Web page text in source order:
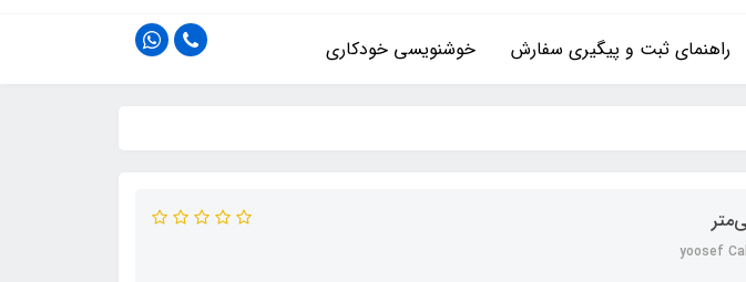
راهنمای ثبت و پیگیری سفارش خوشنویسی خودکاری
yoosef